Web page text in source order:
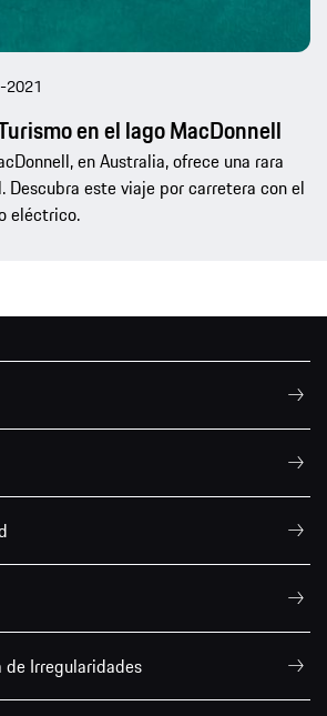
2021
en el lago MacDonnell
en Australia, ofrece una rara
Descubra este viaje por carretera con el
eléctrico.
de Irregularidades